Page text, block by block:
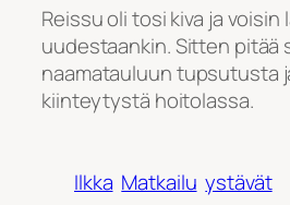
Reissu oli tosi kiva ja voisin
uudestaankin. Sitten pitää
naamatauluun tupsutusta
kiinteytystä hoitolassa.
Ilkka Matkailu ystävät